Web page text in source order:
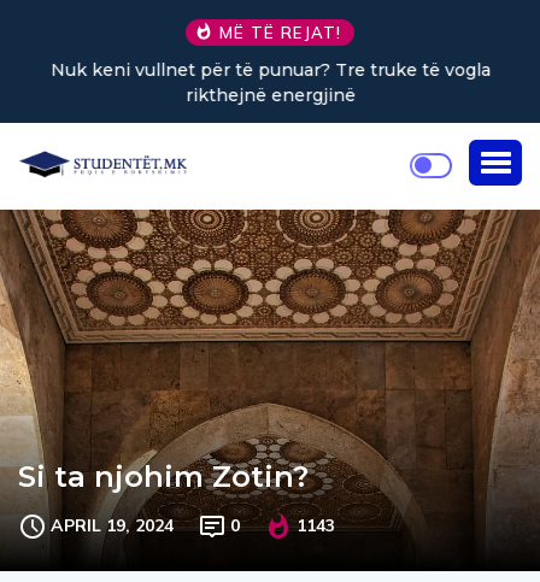
MË TË REJAT!
Nuk keni vullnet për të punuar? Tre truke të vogla
rikthejnë energjinë
Si ta njohim Zotin?
APRIL 19, 2024 0 1143